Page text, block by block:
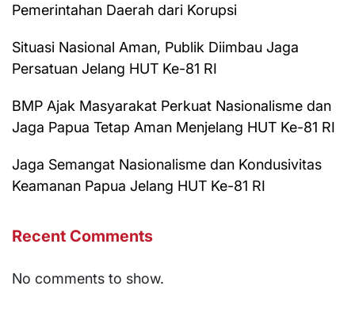
Pemerintahan Daerah dari Korupsi
Situasi Nasional Aman, Publik Diimbau Jaga
Persatuan Jelang HUT Ke-81 RI
BMP Ajak Masyarakat Perkuat Nasionalisme dan
Jaga Papua Tetap Aman Menjelang HUT Ke-81 RI
Jaga Semangat Nasionalisme dan Kondusivitas
Keamanan Papua Jelang HUT Ke-81 RI
Recent Comments
No comments to show.